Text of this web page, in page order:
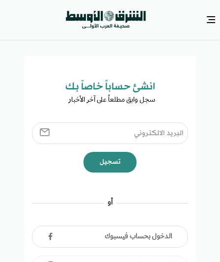
انشئ حساباً خاصاً بك​
سجل وابق مطلعاً على آخر الأخبار ​
تسجيل
أو
الدخول بحساب فيسبوك